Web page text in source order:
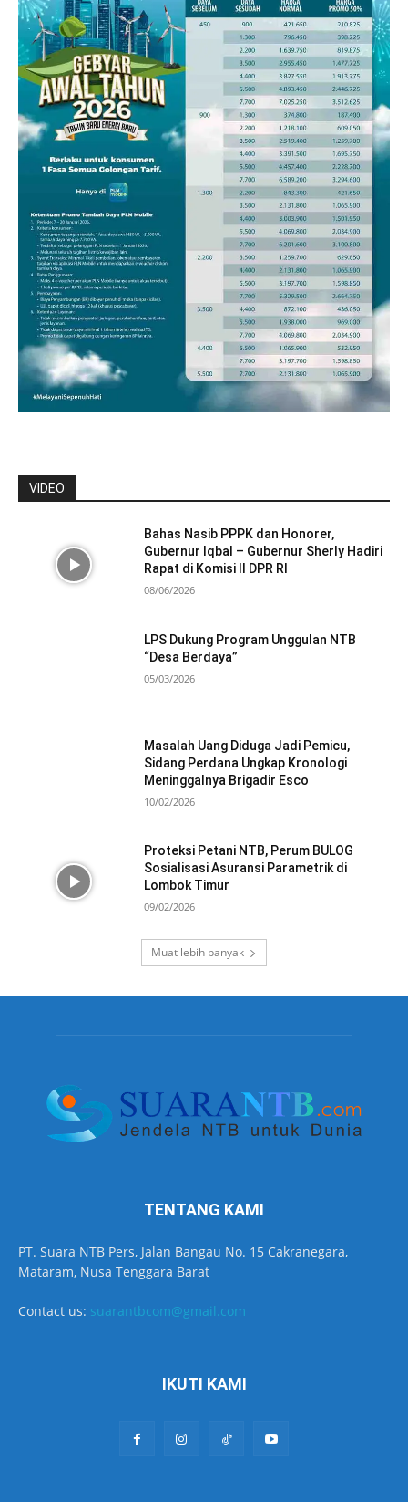
VIDEO
Bahas Nasib PPPK dan Honorer,
Gubernur Iqbal – Gubernur Sherly Hadiri
Rapat di Komisi II DPR RI
08/06/2026
LPS Dukung Program Unggulan NTB
“Desa Berdaya”
05/03/2026
Masalah Uang Diduga Jadi Pemicu,
Sidang Perdana Ungkap Kronologi
Meninggalnya Brigadir Esco
10/02/2026
Proteksi Petani NTB, Perum BULOG
Sosialisasi Asuransi Parametrik di
Lombok Timur
09/02/2026
Muat lebih banyak
TENTANG KAMI
PT. Suara NTB Pers, Jalan Bangau No. 15 Cakranegara,
Mataram, Nusa Tenggara Barat
Contact us: suarantbcom@gmail.com
IKUTI KAMI